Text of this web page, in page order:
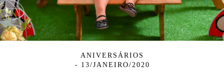
ANIVERSÁRIOS
13/JANEIRO/2020